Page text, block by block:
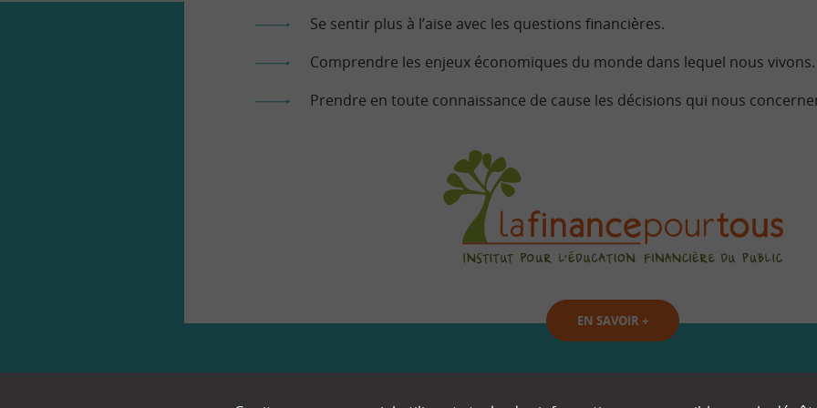
Se sentir plus à l’aise avec les questions financières.
Comprendre les enjeux économiques du monde dans lequel nous vivons.
Prendre en toute connaissance de cause les décisions qui nous
EN SAVOIR +